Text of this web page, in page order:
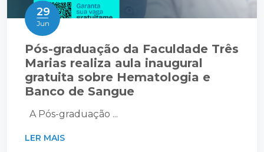
29
Jun
Pós-graduação da Faculdade Três
Marias realiza aula inaugural
gratuita sobre Hematologia e
Banco de Sangue
A Pós-graduação ...
LER MAIS